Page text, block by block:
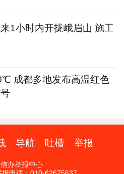
1小时内开拢峨眉山 施工
成都多地发布高温红色
导航 吐槽 举报
办举报中心